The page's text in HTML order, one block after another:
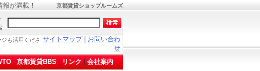
が満載！ 京都賃貸ショップルームズ
も活用くださ サイトマップ| お問い合わ
せ
京都賃貸BBS リンク 会社案内